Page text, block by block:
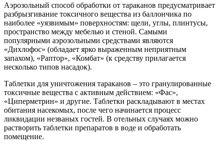
Аэрозольный способ обработки от тараканов предусматривает
разбрызгивание токсичного вещества из баллончика по
наиболее «уязвимым» поверхностям: щели, углы, плинтусы,
пространство между мебелью и стеной. Самыми
популярными аэрозольными средствами являются
«Дихлофос» (обладает ярко выраженным неприятным
запахом), «Раптор», «Комбат» (к средству прилагается
несколько типов насадок).
Таблетки для уничтожения тараканов – это гранулированные
токсичные вещества с активным действием: «Фас»,
«Циперметрин» и другие. Таблетки раскладывают в местах
обитания насекомых, после чего начинается процесс
ликвидации незваных гостей. В отельных случаях можно
растворить таблетки препаратов в воде и обработать
помещение.